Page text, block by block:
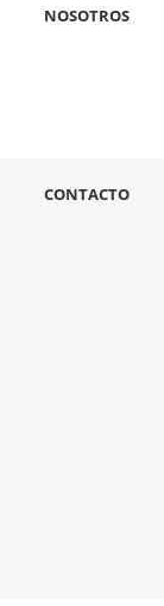
NOSOTROS
CONTACTO